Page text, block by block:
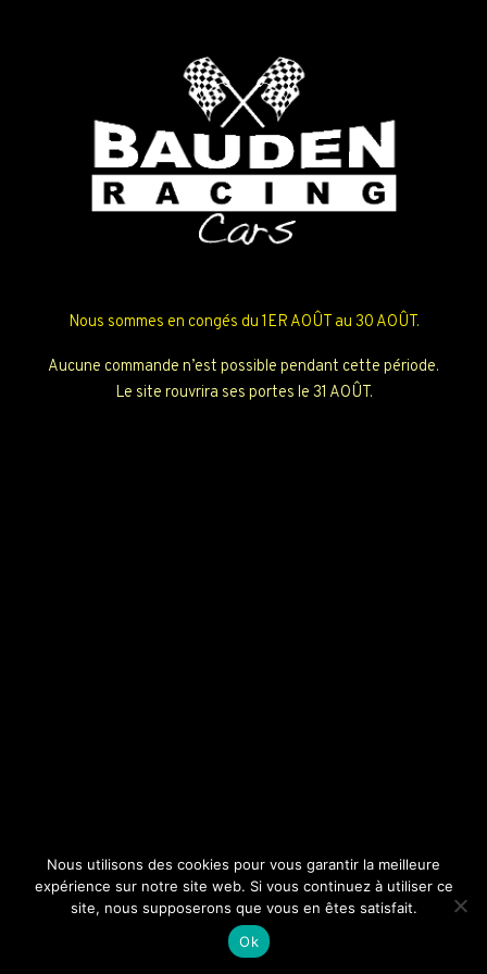
Nous sommes en congés du 1ER AOÛT au 30 AOÛT.
Aucune commande n’est possible pendant cette période.
Le site rouvrira ses portes le 31 AOÛT.
Nous utilisons des cookies pour vous garantir la meilleure
expérience sur notre site web. Si vous continuez à utiliser ce
site, nous supposerons que vous en êtes satisfait.
Ok